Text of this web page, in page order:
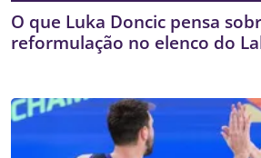
O que Luka Doncic pensa
reformulação no elenco do